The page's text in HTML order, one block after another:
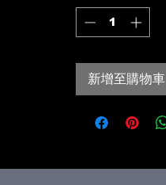
新增至購物車